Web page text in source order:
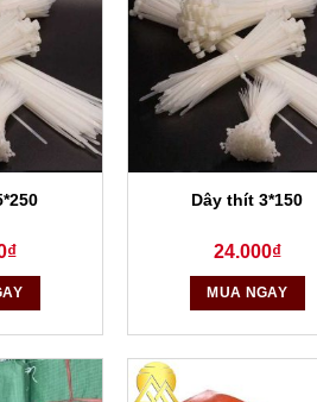
₫
Dây thít 3*150
24.000₫
MUA NGAY